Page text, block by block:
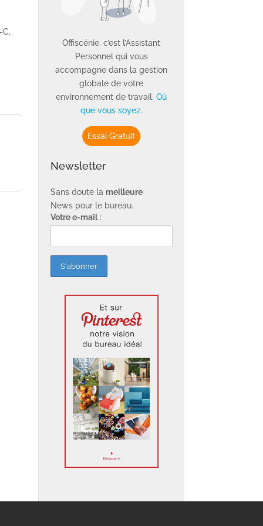
Offiscénie, c’est l’Assistant
Personnel qui vous
accompagne dans la gestion
globale de votre
environnement de travail.Où
que vous soyez.
Essai Gratuit
Newsletter
Sans doute la meilleure
News pour le bureau.
Votre e-mail :